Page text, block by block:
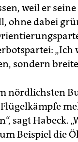
weil er
ohne dabei
sondern
nördlichsten
sagt Habeck.
Beispiel die